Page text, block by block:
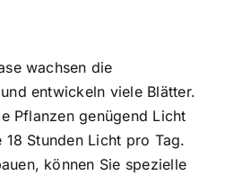
wachsen die
entwickeln viele Blätter.
Pflanzen genügend Licht
Stunden Licht pro Tag.
können Sie spezielle